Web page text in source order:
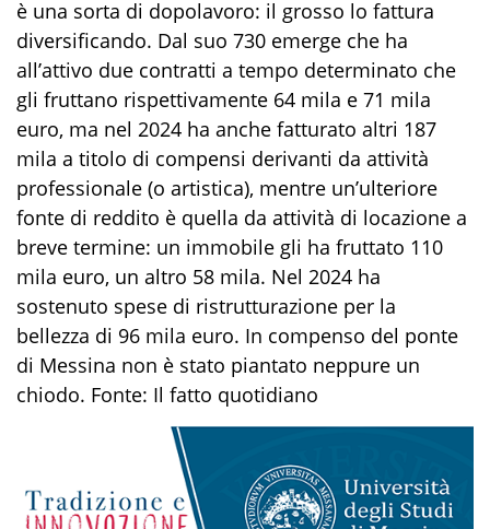
è una sorta di dopolavoro: il grosso lo fattura
diversificando. Dal suo 730 emerge che ha
all’attivo due contratti a tempo determinato che
gli fruttano rispettivamente 64 mila e 71 mila
euro, ma nel 2024 ha anche fatturato altri 187
mila a titolo di compensi derivanti da attività
professionale (o artistica), mentre un’ulteriore
fonte di reddito è quella da attività di locazione a
breve termine: un immobile gli ha fruttato 110
mila euro, un altro 58 mila. Nel 2024 ha
sostenuto spese di ristrutturazione per la
bellezza di 96 mila euro. In compenso del ponte
di Messina non è stato piantato neppure un
chiodo. Fonte: Il fatto quotidiano